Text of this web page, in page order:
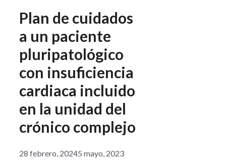
Plan de cuidados
a un paciente
pluripatológico
con insuficiencia
cardiaca incluido
en la unidad del
crónico complejo
28 febrero, 20245 mayo, 2023